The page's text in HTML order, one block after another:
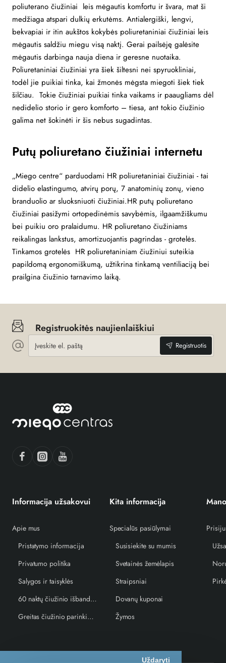
Uždaryti
poliuterano čiužiniai leis mėgautis komfortu ir švara, mat ši
medžiaga atspari dulkių erkutėms. Antialergiški, lengvi,
bekvapiai ir itin aukštos kokybės poliuretaniniai čiužiniai leis
mėgautis saldžiu miegu visą naktį. Gerai pailsėję galėsite
mėgautis darbinga nauja diena ir geresne nuotaika.
Poliuretaniniai čiužiniai yra šiek šiltesni nei spyruokliniai,
todėl jie puikiai tinka, kai žmonės mėgsta miegoti šiek tiek
šilčiau. Tokie čiužiniai puikiai tinka vaikams ir paaugliams dėl
nedidelio storio ir gero komforto – tiesa, ant tokio čiužinio
galima net šokinėti ir šis nebus sugadintas.
Putų poliuretano čiužiniai internetu
„Miego centre“ parduodami HR poliuretaniniai čiužiniai - tai
didelio elastingumo, atvirų porų, 7 anatominių zonų, vieno
branduolio ar sluoksniuoti čiužiniai.HR putų poliuretano
čiužiniai pasižymi ortopedinėmis savybėmis, ilgaamžiškumu
bei puikiu oro pralaidumu. HR poliuretano čiužiniams
reikalingas lankstus, amortizuojantis pagrindas - grotelės.
Tinkamos grotelės HR poliuretaniniam čiužiniui suteikia
papildomą ergonomiškumą, užtikrina tinkamą ventiliaciją bei
prailgina čiužinio tarnavimo laiką.
Registruokitės naujienlaiškiui
Įveskite
el.
paštą
Registruotis
Informacija užsakovui
Apie mus
Pristatymo informacija
Privatumo politika
Salygos ir taisyklės
60 naktų čiužinio išbandymo garantija
Greitas čiužinio parinkimo vedlys
Kita informacija
Specialūs pasiūlymai
Susisiekite su mumis
Svetainės žemėlapis
Straipsniai
Dovanų kuponai
Žymos